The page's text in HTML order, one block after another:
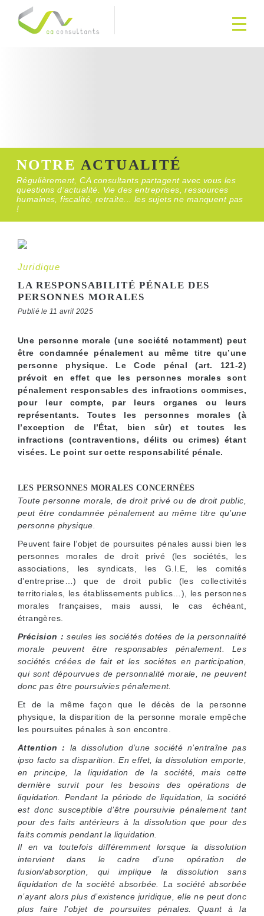
NOTRE ACTUALITÉ
Régulièrement, CA consultants partagent avec vous les
questions d’actualité. Vie des entreprises, ressources
humaines, fiscalité, retraite... les sujets ne manquent pas
!
Juridique
LA RESPONSABILITÉ PÉNALE DES
PERSONNES MORALES
Publié le 11 avril 2025
Une personne morale (une société notamment) peut
être condamnée pénalement au même titre qu’une
personne physique. Le Code pénal (art. 121-2)
prévoit en effet que les personnes morales sont
pénalement responsables des infractions commises,
pour leur compte, par leurs organes ou leurs
représentants. Toutes les personnes morales (à
l’exception de l’État, bien sûr) et toutes les
infractions (contraventions, délits ou crimes) étant
visées. Le point sur cette responsabilité pénale.
LES PERSONNES MORALES CONCERNÉES
Toute personne morale, de droit privé ou de droit public,
peut être condamnée pénalement au même titre qu’une
personne physique.
Peuvent faire l’objet de poursuites pénales aussi bien les
personnes morales de droit privé (les sociétés, les
associations, les syndicats, les G.I.E, les comités
d’entreprise…) que de droit public (les collectivités
territoriales, les établissements publics…), les personnes
morales françaises, mais aussi, le cas échéant,
étrangères.
Précision : seules les sociétés dotées de la personnalité
morale peuvent être responsables pénalement. Les
sociétés créées de fait et les sociétes en participation,
qui sont dépourvues de personnalité morale, ne peuvent
donc pas être poursuivies pénalement.
Et de la même façon que le décès de la personne
physique, la disparition de la personne morale empêche
les poursuites pénales à son encontre.
Attention :
la dissolution d’une société n’entraîne pas
ipso facto sa disparition. En effet, la dissolution emporte,
en principe, la liquidation de la société, mais cette
dernière survit pour les besoins des opérations de
liquidation. Pendant la période de liquidation, la société
est donc susceptible d’être poursuivie pénalement tant
pour des faits antérieurs à la dissolution que pour des
faits commis pendant la liquidation.
Il en va toutefois différemment lorsque la dissolution
intervient dans le cadre d’une opération de
fusion/absorption, qui implique la dissolution sans
liquidation de la société absorbée. La société absorbée
n’ayant alors plus d’existence juridique, elle ne peut donc
plus faire l’objet de poursuites pénales. Quant à la